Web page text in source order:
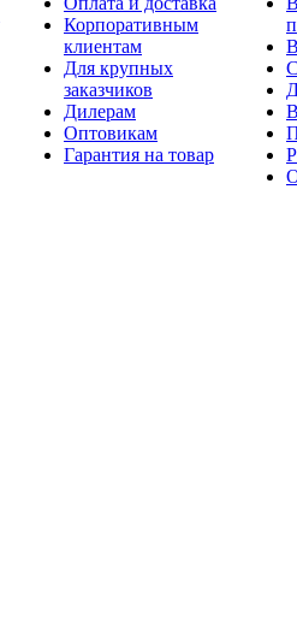
Корпоративным
клиентам
Для крупных
заказчиков
Дилерам
Оптовикам
Гарантия на товар